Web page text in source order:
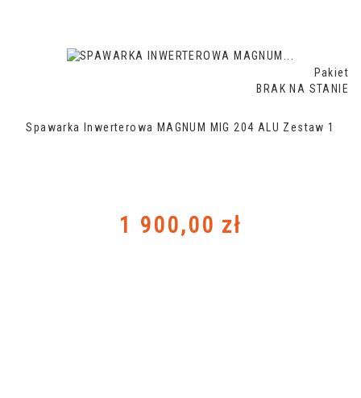
Pakiet
BRAK NA STANIE
Spawarka Inwerterowa MAGNUM MIG 204 ALU Zestaw 1
Cena
1 900,00 zł